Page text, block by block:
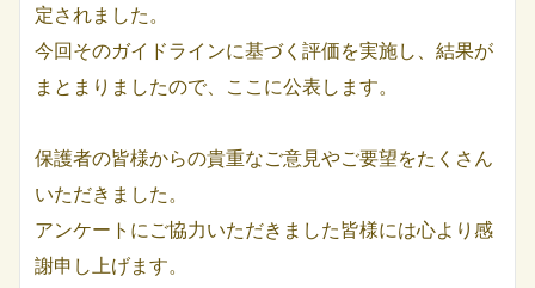
定されました。
今回そのガイドラインに基づく評価を実施し、結果が
まとまりましたので、ここに公表します。
保護者の皆様からの貴重なご意見やご要望をたくさん
いただきました。
アンケートにご協力いただきました皆様には心より感
謝申し上げます。